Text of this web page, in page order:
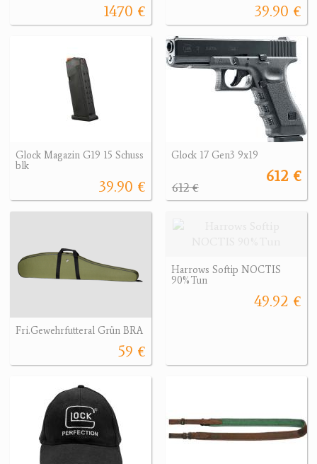
1470 € 39.90 €
Glock Magazin G19 15 Schuss
blk
39.90 €
Glock 17 Gen3 9x19
612 €
612 €
Fri.Gewehrfutteral Grün BRA
59 €
Harrows Softip NOCTIS
90%Tun
49.92 €